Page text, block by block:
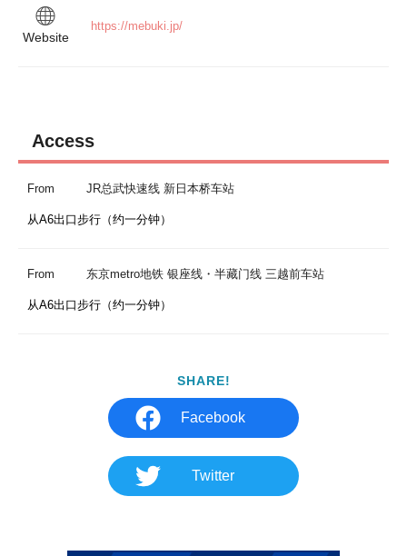
Website
https://mebuki.jp/
Access
From JR总武快速线 新日本桥车站
从A6出口步行（约一分钟）
From 东京metro地铁 银座线・半藏门线 三越前车站
从A6出口步行（约一分钟）
SHARE!
Facebook
Twitter